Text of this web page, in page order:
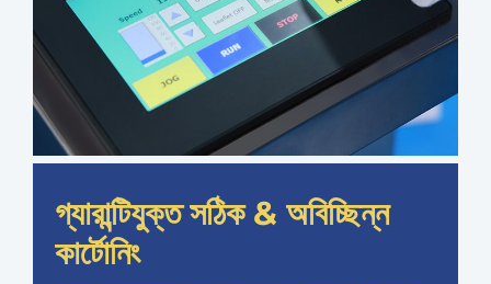
গ্যারান্টিযুক্ত সঠিক & অবিচ্ছিন্ন
কার্টোনিং